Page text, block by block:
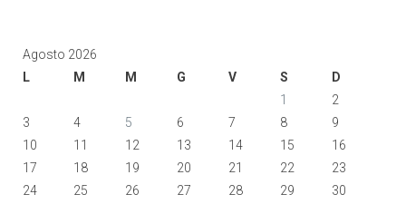
Agosto 2026
L
M M G V S
D
1
2
3
4 5 6 7 8
9
10
11 12 13 14 15
16
17
18 19 20 21 22
23
24
25 26 27 28 29
30